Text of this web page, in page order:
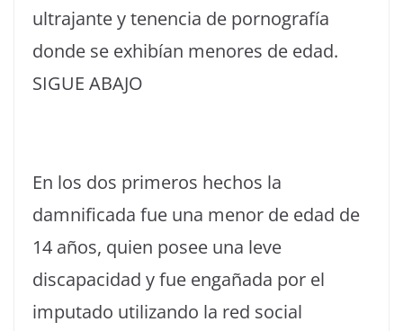
ultrajante y tenencia de pornografía
donde se exhibían menores de edad.
SIGUE ABAJO
En los dos primeros hechos la
damnificada fue una menor de edad de
14 años, quien posee una leve
discapacidad y fue engañada por el
imputado utilizando la red social